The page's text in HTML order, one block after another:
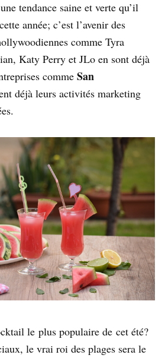
tendance saine et verte qu’il
année; c’est l’avenir des
comme Tyra
Katy Perry et JLo en sont déjà
comme San
déjà leurs activités marketing
le plus populaire de cet été?
le vrai roi des plages sera le